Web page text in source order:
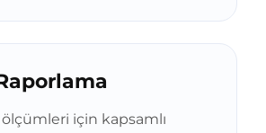
için kapsamlı